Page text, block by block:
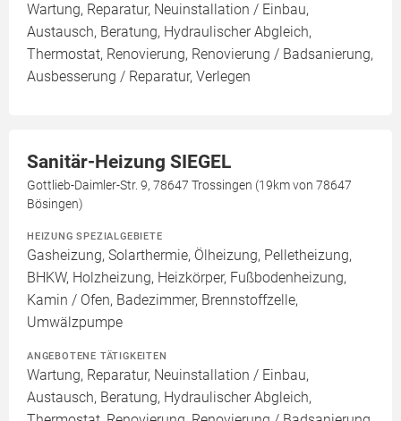
Wartung, Reparatur, Neuinstallation / Einbau,
Austausch, Beratung, Hydraulischer Abgleich,
Thermostat, Renovierung, Renovierung / Badsanierung,
Ausbesserung / Reparatur, Verlegen
Sanitär-Heizung SIEGEL
Gottlieb-Daimler-Str. 9, 78647 Trossingen (19km von 78647
Bösingen)
HEIZUNG SPEZIALGEBIETE
Gasheizung, Solarthermie, Ölheizung, Pelletheizung,
BHKW, Holzheizung, Heizkörper, Fußbodenheizung,
Kamin / Ofen, Badezimmer, Brennstoffzelle,
Umwälzpumpe
ANGEBOTENE TÄTIGKEITEN
Wartung, Reparatur, Neuinstallation / Einbau,
Austausch, Beratung, Hydraulischer Abgleich,